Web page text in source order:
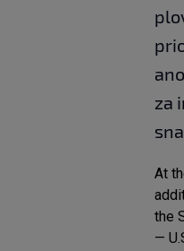
za
At
the
—